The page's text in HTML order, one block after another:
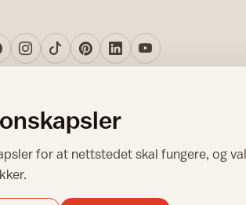
© 1995-2026. All Rights Reserved.
redaktør: Helge Bod Vangen
for at nettstedet skal fungere, og